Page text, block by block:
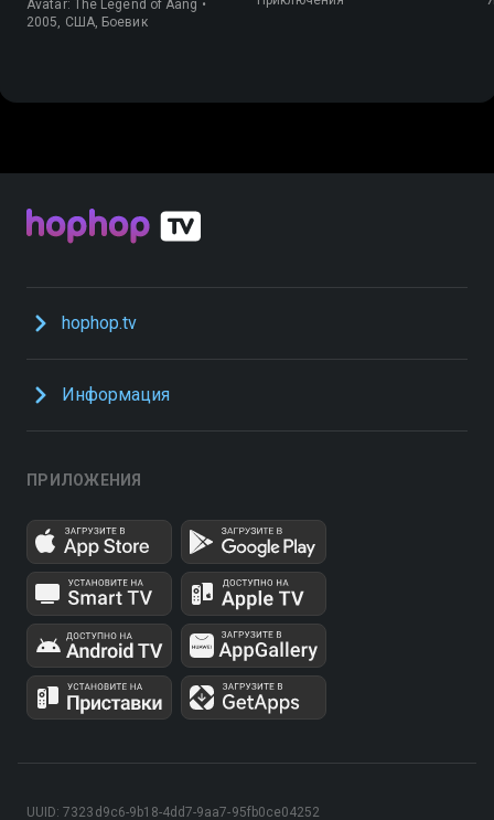
Avatar: The Legend of Aang •
2005, США, Боевик
hophop.tv
Информация
ПРИЛОЖЕНИЯ
UUID: 7323d9c6-9b18-4dd7-9aa7-95fb0ce04252